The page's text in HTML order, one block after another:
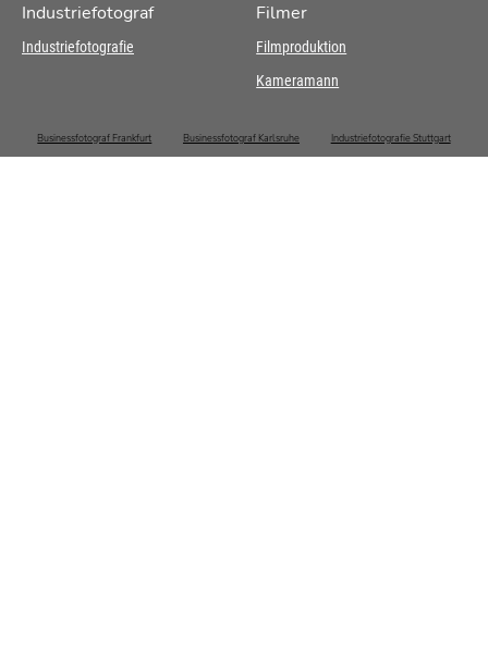
Industriefotograf
Industriefotografie
Filmer
Filmproduktion
Kameramann
Businessfotograf Frankfurt Businessfotograf Karlsruhe Industriefotografie Stuttgart